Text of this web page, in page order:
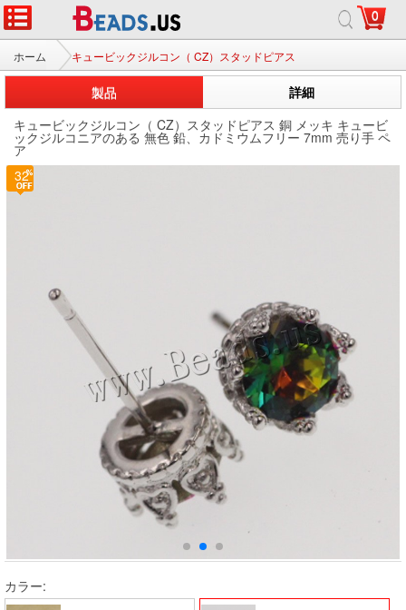
0
ホーム キュービックジルコン（ CZ）スタッドピアス
製品
詳細
キュービックジルコン（ CZ）スタッドピアス 銅 メッキ キュービ
ックジルコニアのある 無色 鉛、カドミウムフリー 7mm 売り手 ペ
ア
32
カラー: